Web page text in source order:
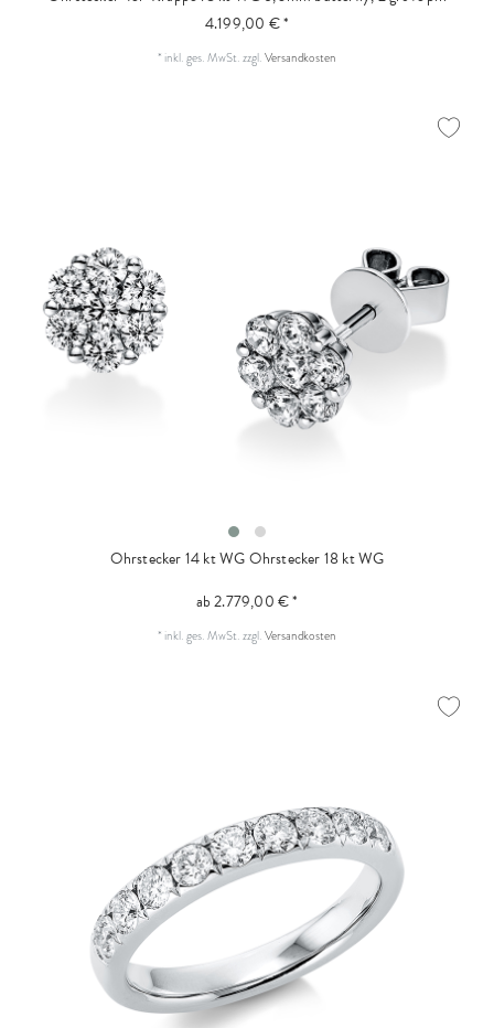
4.199,00 € *
* inkl. ges. MwSt.zzgl.Versandkosten
Ohrstecker 14 kt WGOhrstecker 18 kt WG
ab 2.779,00 € *
* inkl. ges. MwSt.zzgl.Versandkosten